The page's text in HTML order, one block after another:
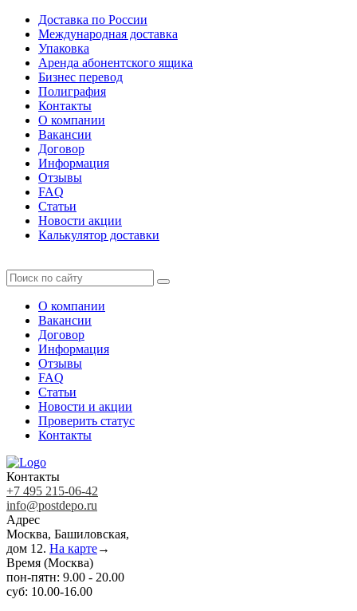
Доставка по России
Международная доставка
Упаковка
Аренда абонентского ящика
Бизнес перевод
Полиграфия
Контакты
О компании
Вакансии
Договор
Информация
Отзывы
FAQ
Статьи
Новости акции
Калькулятор доставки
О компании
Вакансии
Договор
Информация
Отзывы
FAQ
Статьи
Новости и акции
Проверить статус
Контакты
Контакты
+7 495 215-06-42
info@postdepo.ru
Адрес
Москва, Башиловская,
дом 12. На карте→
Время (Москва)
пон-пятн: 9.00 - 20.00
суб: 10.00-16.00